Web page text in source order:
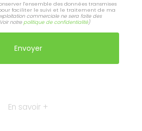
l'ensemble des données transmises
faciliter le suivi et le traitement de ma
commerciale ne sera faite des
notre politique de confidentialité)
En savoir +